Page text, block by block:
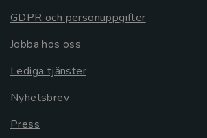
GDPR och personuppgifter
Jobba hos oss
Lediga tjänster
Nyhetsbrev
Press